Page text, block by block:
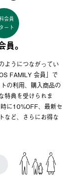
会員
ート
。
ようにつながってい
FAMILY 会員」で
の利用、購入商品の
特典を受けられま
に10%OFF、最新セ
など、さらにお得な